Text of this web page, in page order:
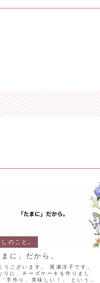
しのこと。
まに」だから。
うございます。 尾瀬涼子です。
りに、チーズケーキを作りまし
手作り、美味しい！」 という反